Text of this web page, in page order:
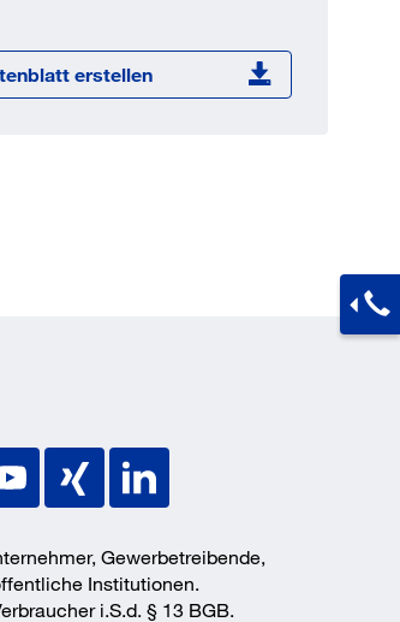
zu lhrer
erstellen
Gewerbetreibende,
Institutionen.
i.S.d. § 13 BGB.